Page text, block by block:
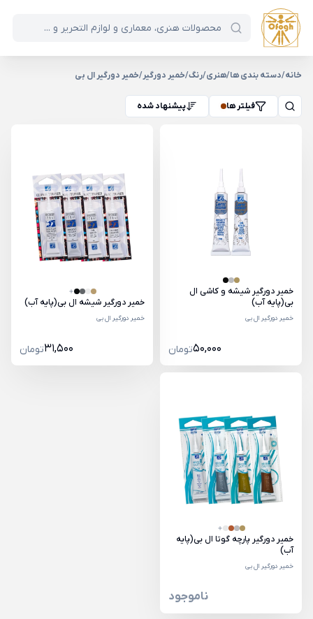
خانه/دسته بندی ها/هنری/رنگ/خمیر دورگیر/خمیر دورگیر ال بی
فیلتر ها پیشنهاد شده
خمیر دورگیر شیشه و کاشی ال
بی(پایه آب)
خمیر دورگیر ال بی
50,000تومان
خمیر دورگیر شیشه ال بی(پایه آب)
خمیر دورگیر ال بی
31,500تومان
خمیر دورگیر پارچه گوتا ال بی(پایه
آب)
خمیر دورگیر ال بی
ناموجود